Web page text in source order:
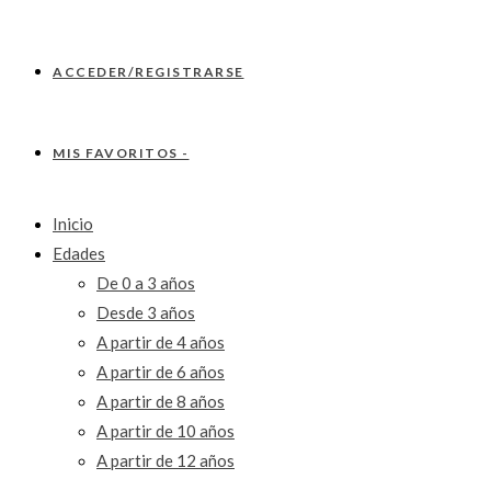
ACCEDER/REGISTRARSE
MIS FAVORITOS -
Inicio
Edades
De 0 a 3 años
Desde 3 años
A partir de 4 años
A partir de 6 años
A partir de 8 años
A partir de 10 años
A partir de 12 años